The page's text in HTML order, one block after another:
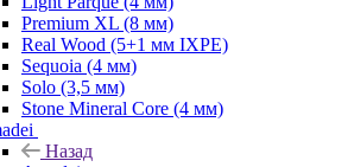
Premium XL (8 мм)
Real Wood (5+1 мм IXPE)
Sequoia (4 мм)
Solo (3,5 мм)
Stone Mineral Core (4 мм)
Назад